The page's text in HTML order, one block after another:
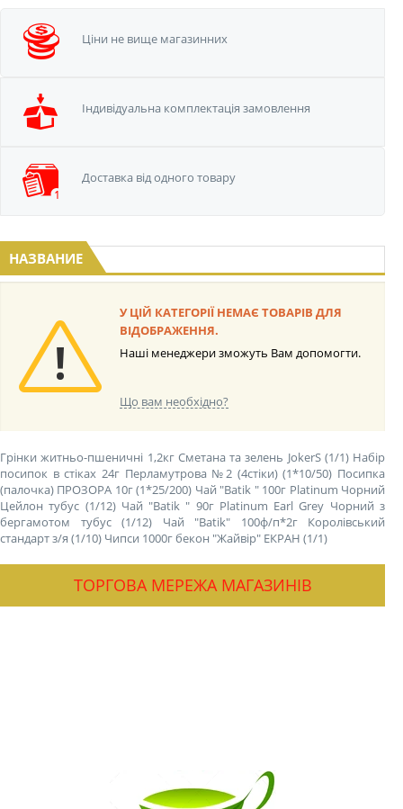
Ціни не вище магазинних
Iндивідуальна комплектація замовлення
Доставка від одного товару
НАЗВАНИЕ
У ЦІЙ КАТЕГОРІЇ НЕМАЄ ТОВАРІВ ДЛЯ
ВІДОБРАЖЕННЯ.
Наші менеджери зможуть Вам допомогти.
Що вам необхідно?
Грінки житньо-пшеничні 1,2кг Сметана та зелень JokerS (1/1) Набір
посипок в стіках 24г Перламутрова №2 (4стіки) (1*10/50) Посипка
(палочка) ПРОЗОРА 10г (1*25/200) Чай "Batik " 100г Platinum Чорний
Цейлон тубус (1/12) Чай "Batik " 90г Platinum Earl Grey Чорний з
бергамотом тубус (1/12)
Чай "Batik" 100ф/п*2г Королівський
стандарт з/я (1/10) Чипси 1000г бекон "Жайвір" ЕКРАН (1/1)
ТОРГОВА МЕРЕЖА МАГАЗИНІВ